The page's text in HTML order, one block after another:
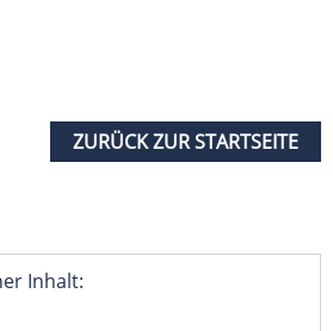
ZURÜCK ZUR STARTSEITE
Inhalt: